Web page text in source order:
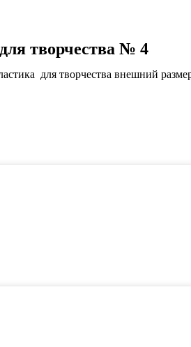
творчества № 4
для творчества внешний